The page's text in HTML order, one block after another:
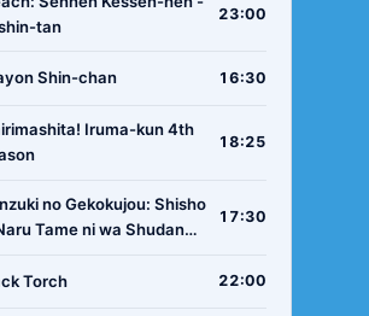
tan
23:00
Shin-chan 16:30
Iruma-kun 4th
18:25
no Gekokujou: Shisho
Tame ni wa Shudan
no Youjo
17:30
Torch 22:00